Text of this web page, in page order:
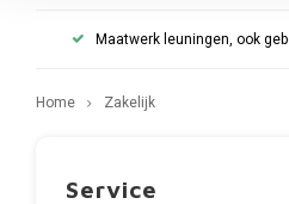
Maatwerk leuningen, ook
Home Zakelijk
Service